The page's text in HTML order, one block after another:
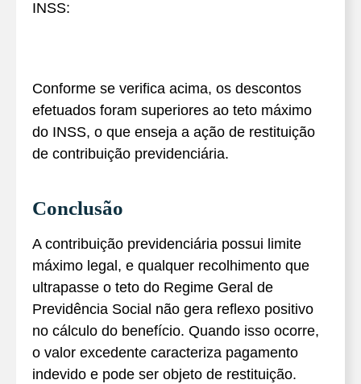
INSS:
Conforme se verifica acima, os descontos
efetuados foram superiores ao teto máximo
do INSS, o que enseja a ação de restituição
de contribuição previdenciária.
Conclusão
A contribuição previdenciária possui limite
máximo legal, e qualquer recolhimento que
ultrapasse o teto do Regime Geral de
Previdência Social não gera reflexo positivo
no cálculo do benefício. Quando isso ocorre,
o valor excedente caracteriza pagamento
indevido e pode ser objeto de restituição.